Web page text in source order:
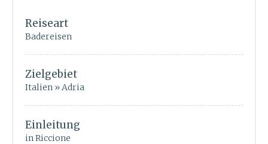
Reiseart
Badereisen
Zielgebiet
Italien » Adria
Einleitung
in Riccione